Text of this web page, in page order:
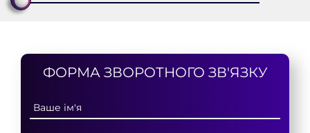
ФОРМА ЗВОРОТНОГО ЗВ'ЯЗКУ